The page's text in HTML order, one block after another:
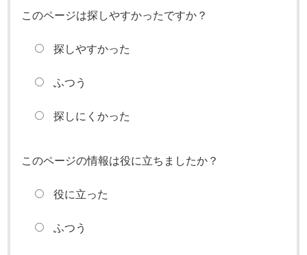
このページは探しやすかったですか？
探しやすかった
ふつう
探しにくかった
このページの情報は役に立ちましたか？
役に立った
ふつう